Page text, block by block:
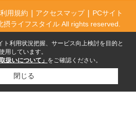
利用規約 アクセスマップ
PCサイト
摂ライフスタイル All rights reserved.
ト利用状況把握、サービス向上検討を目的と
用しています。
扱いについて」 をご確認ください。
閉じる